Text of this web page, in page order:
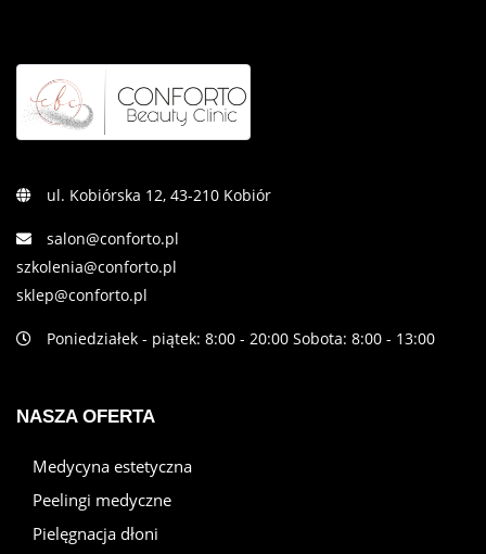
ul. Kobiórska 12, 43-210 Kobiór
salon@conforto.pl
szkolenia@conforto.pl
sklep@conforto.pl
Poniedziałek - piątek: 8:00 - 20:00 Sobota: 8:00 - 13:00
NASZA OFERTA
Medycyna estetyczna
Peelingi medyczne
Pielęgnacja dłoni